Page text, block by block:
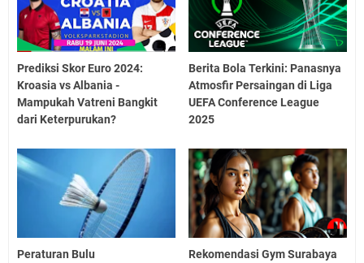
Prediksi Skor Euro 2024:
Kroasia vs Albania -
Mampukah Vatreni Bangkit
dari Keterpurukan?
Berita Bola Terkini: Panasnya
Atmosfir Persaingan di Liga
UEFA Conference League
2025
Peraturan Bulu
Rekomendasi Gym Surabaya